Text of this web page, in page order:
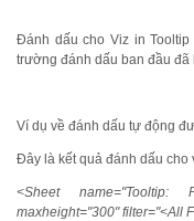
Đánh dấu cho Viz in
trường đánh dấu ban đầu đã
Ví dụ về đánh dấu tự động
Đây là kết quả đánh dấu cho
<Sheet name="Tooltip:
maxheight="300" filter="<All